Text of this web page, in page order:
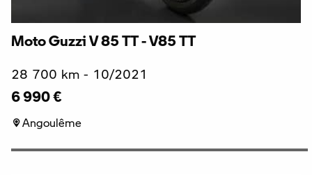
Moto Guzzi V 85 TT - V85 TT
28 700 km - 10/2021
6 990 €
Angoulême